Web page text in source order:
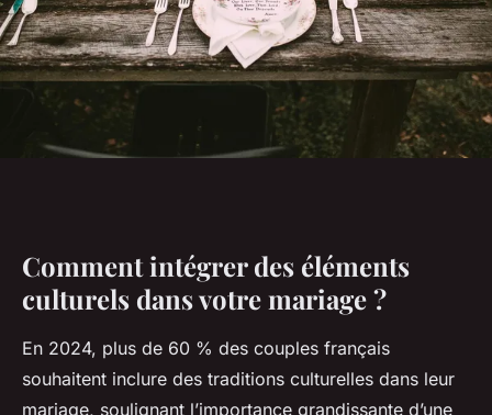
Comment intégrer des éléments
culturels dans votre mariage ?
En 2024, plus de 60 % des couples français
souhaitent inclure des traditions culturelles dans leur
mariage, soulignant l’importance grandissante d’une